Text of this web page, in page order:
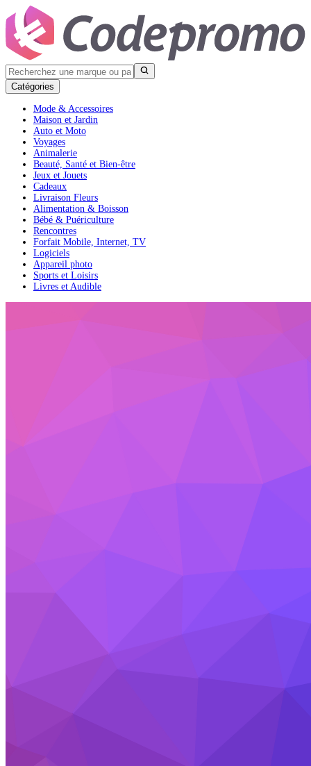
Catégories
Mode & Accessoires
Maison et Jardin
Auto et Moto
Voyages
Animalerie
Beauté, Santé et Bien-être
Jeux et Jouets
Cadeaux
Livraison Fleurs
Alimentation & Boisson
Bébé & Puériculture
Rencontres
Forfait Mobile, Internet, TV
Logiciels
Appareil photo
Sports et Loisirs
Livres et Audible